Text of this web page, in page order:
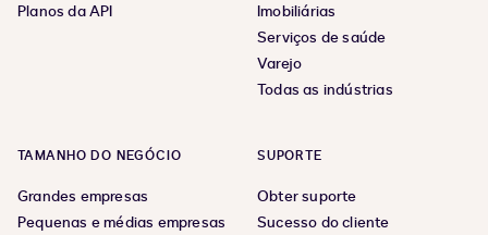
Planos da API
Imobiliárias
Serviços de saúde
Varejo
Todas as indústrias
TAMANHO DO NEGÓCIO
Grandes empresas
Pequenas e médias empresas
SUPORTE
Obter suporte
Sucesso do cliente